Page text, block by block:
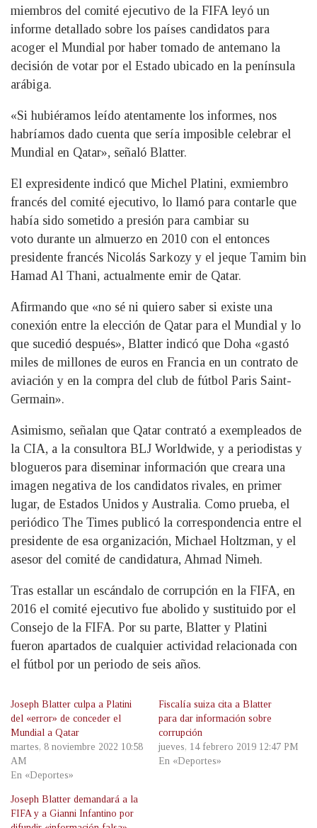
miembros del comité ejecutivo de la FIFA leyó un
informe detallado sobre los países candidatos para
acoger el Mundial por haber tomado de antemano la
decisión de votar por el Estado ubicado en la península
arábiga.
«Si hubiéramos leído atentamente los informes, nos
habríamos dado cuenta que sería imposible celebrar el
Mundial en Qatar», señaló Blatter.
El expresidente indicó que Michel Platini, exmiembro
francés del comité ejecutivo, lo llamó para contarle que
había sido sometido a presión para cambiar su
voto durante un almuerzo en 2010 con el entonces
presidente francés Nicolás Sarkozy y el jeque Tamim bin
Hamad Al Thani, actualmente emir de Qatar.
Afirmando que «no sé ni quiero saber si existe una
conexión entre la elección de Qatar para el Mundial y lo
que sucedió después», Blatter indicó que Doha «gastó
miles de millones de euros en Francia en un contrato de
aviación y en la compra del club de fútbol Paris Saint-
Germain».
Asimismo, señalan que Qatar contrató a exempleados de
la CIA, a la consultora BLJ Worldwide, y a periodistas y
blogueros para diseminar información que creara una
imagen negativa de los candidatos rivales, en primer
lugar, de Estados Unidos y Australia. Como prueba, el
periódico The Times publicó la correspondencia entre el
presidente de esa organización, Michael Holtzman, y el
asesor del comité de candidatura, Ahmad Nimeh.
Tras estallar un escándalo de corrupción en la FIFA, en
2016 el comité ejecutivo fue abolido y sustituido por el
Consejo de la FIFA. Por su parte, Blatter y Platini
fueron apartados de cualquier actividad relacionada con
el fútbol por un periodo de seis años.
Joseph Blatter culpa a Platini
del «error» de conceder el
Mundial a Qatar
martes, 8 noviembre 2022 10:58
AM
En «Deportes»
Fiscalía suiza cita a Blatter
para dar información sobre
corrupción
jueves, 14 febrero 2019 12:47 PM
En «Deportes»
Joseph Blatter demandará a la
FIFA y a Gianni Infantino por